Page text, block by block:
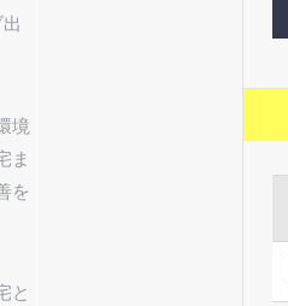
境
ま
を
と